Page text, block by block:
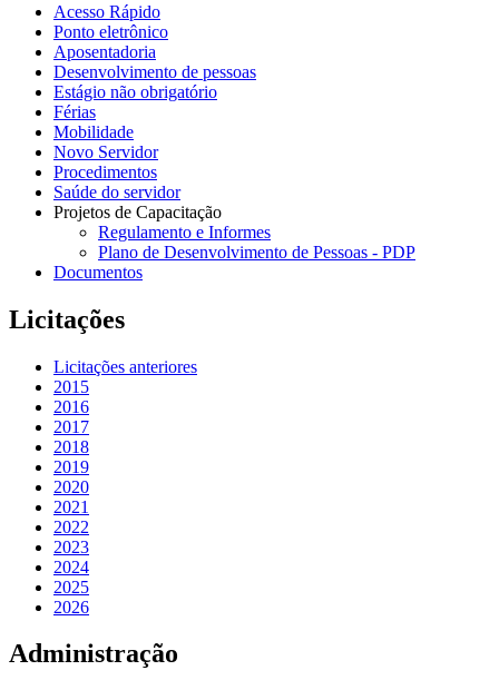
Acesso Rápido
Ponto eletrônico
Aposentadoria
Desenvolvimento de pessoas
Estágio não obrigatório
Férias
Mobilidade
Novo Servidor
Procedimentos
Saúde do servidor
Projetos de Capacitação
Regulamento e Informes
Plano de Desenvolvimento de Pessoas - PDP
Documentos
Licitações
Licitações anteriores
2015
2016
2017
2018
2019
2020
2021
2022
2023
2024
2025
2026
Administração